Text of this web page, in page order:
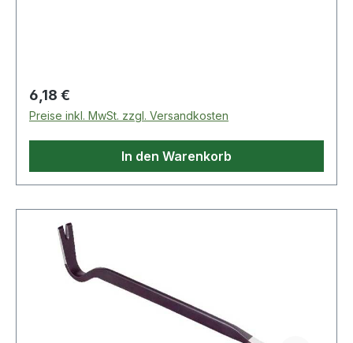
Ausführung: stapelbar
Regulärer Preis:
6,18 €
Preise inkl. MwSt. zzgl. Versandkosten
In den Warenkorb